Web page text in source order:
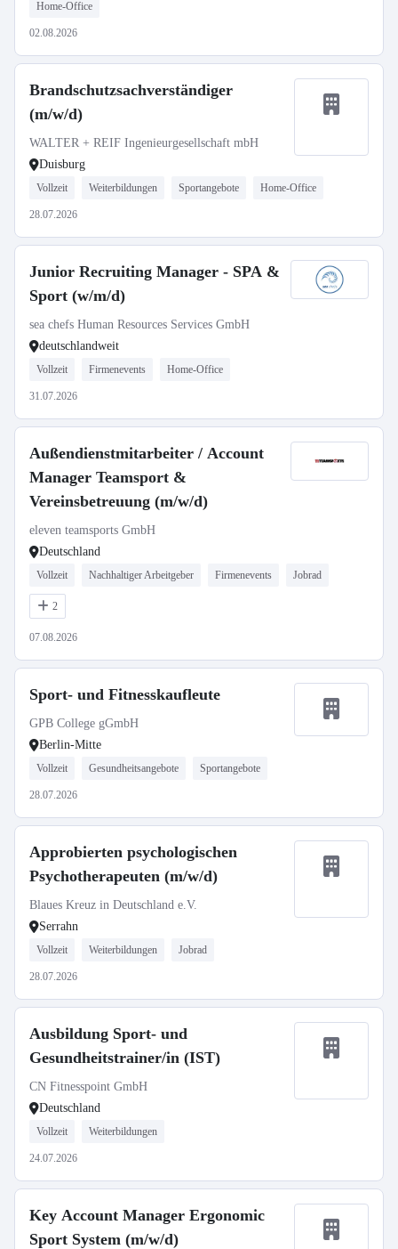
Home-Office
02.08.2026
Brandschutzsachverständiger
(m/w/d)
WALTER + REIF Ingenieurgesellschaft mbH
Duisburg
Vollzeit Weiterbildungen Sportangebote Home-Office
28.07.2026
Junior Recruiting Manager - SPA &
Sport (w/m/d)
sea chefs Human Resources Services GmbH
deutschlandweit
Vollzeit Firmenevents Home-Office
31.07.2026
Außendienstmitarbeiter / Account
Manager Teamsport &
Vereinsbetreuung (m/w/d)
eleven teamsports GmbH
Deutschland
Vollzeit Nachhaltiger Arbeitgeber Firmenevents Jobrad
2
07.08.2026
Sport- und Fitnesskaufleute
GPB College gGmbH
Berlin-Mitte
Vollzeit Gesundheitsangebote Sportangebote
28.07.2026
Approbierten psychologischen
Psychotherapeuten (m/w/d)
Blaues Kreuz in Deutschland e.V.
Serrahn
Vollzeit Weiterbildungen Jobrad
28.07.2026
Ausbildung Sport- und
Gesundheitstrainer/in (IST)
CN Fitnesspoint GmbH
Deutschland
Vollzeit Weiterbildungen
24.07.2026
Key Account Manager Ergonomic
Sport System (m/w/d)